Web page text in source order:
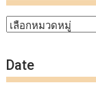
หัวข้อ
Date